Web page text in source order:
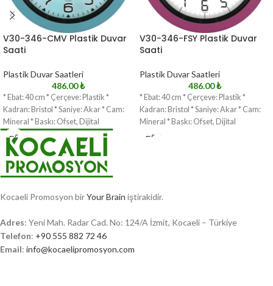
V30-346-CMV Plastik Duvar
Saati
Plastik Duvar Saatleri
486.00₺
* Ebat: 40 cm * Çerçeve: Plastik *
Kadran: Bristol * Saniye: Akar * Cam:
Mineral * Baskı: Ofset, Dijital
V30-346-FSY Plastik Duvar
Saati
Plastik Duvar Saatleri
486.00₺
* Ebat: 40 cm * Çerçeve: Plastik *
Kadran: Bristol * Saniye: Akar * Cam:
Mineral * Baskı: Ofset, Dijital
Kocaeli Promosyon birYour Brain iştirakidir.
Adres: Yeni Mah. Radar Cad. No: 124/A İzmit, Kocaeli – Türkiye
Telefon: +90 555 882 72 46
Email: info@kocaelipromosyon.com